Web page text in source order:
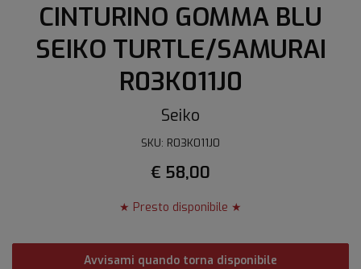
CINTURINO GOMMA BLU
SEIKO TURTLE/SAMURAI
R03K011J0
Seiko
SKU: R03K011J0
€ 58,00
★ Presto disponibile ★
Avvisami quando torna disponibile